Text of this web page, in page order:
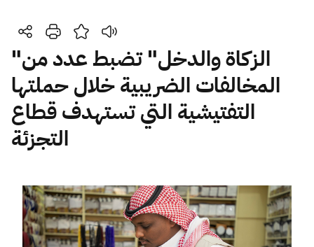
Search
Search Search AI
Suggestions
Real Estate Transactions
"الزكاة والدخل" تضبط عدد من
المخالفات الضريبية خلال حملتها
التفتيشية التي تستهدف قطاع
التجزئة